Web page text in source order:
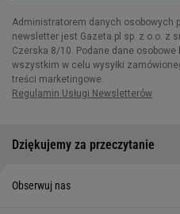
Dziękujemy za przeczytanie
Obserwuj nas